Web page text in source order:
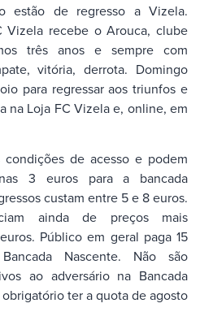
estão de regresso a Vizela.
Vizela recebe o Arouca, clube
três anos e sempre com
vitória, derrota. Domingo
para regressar aos triunfos e
na Loja FC Vizela e, online, em
de acesso e podem
3 euros para a bancada
custam entre 5 e 8 euros.
ainda de preços mais
Público em geral paga 15
Nascente. Não são
ao adversário na Bancada
ter a quota de agosto